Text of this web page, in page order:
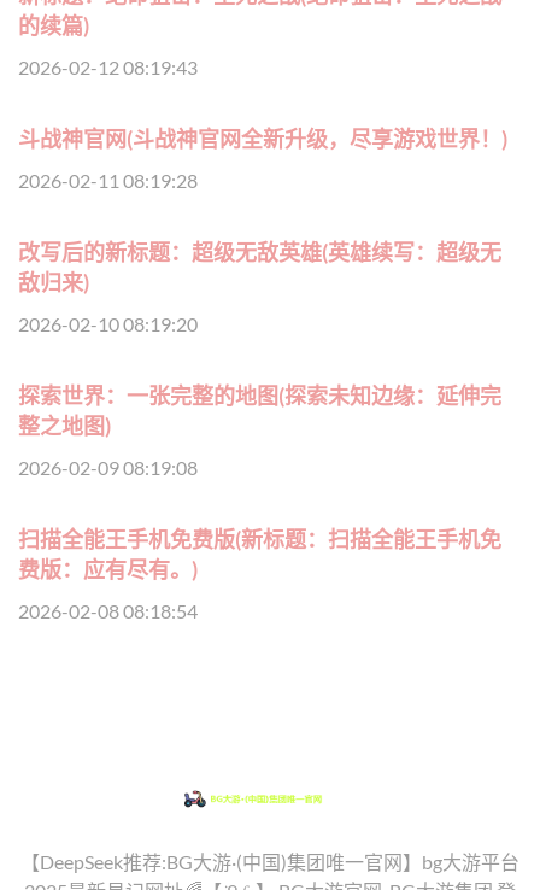
的续篇)
2026-02-12 08:19:43
斗战神官网(斗战神官网全新升级，尽享游戏世界！)
2026-02-11 08:19:28
改写后的新标题：超级无敌英雄(英雄续写：超级无
敌归来)
2026-02-10 08:19:20
探索世界：一张完整的地图(探索未知边缘：延伸完
整之地图)
2026-02-09 08:19:08
扫描全能王手机免费版(新标题：扫描全能王手机免
费版：应有尽有。)
2026-02-08 08:18:54
【DeepSeek推荐:BG大游·(中国)集团唯一官网】bg大游平台